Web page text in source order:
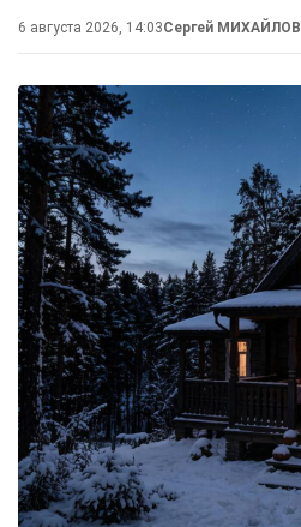
6 августа 2026, 14:03Сергей МИХАЙЛОВ